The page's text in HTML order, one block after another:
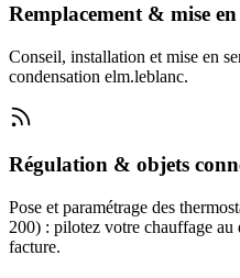
Remplacement & mise en
Conseil, installation et mise en
condensation elm.leblanc.
Régulation & objets
Pose et paramétrage des
200) : pilotez votre chauffage au
facture.